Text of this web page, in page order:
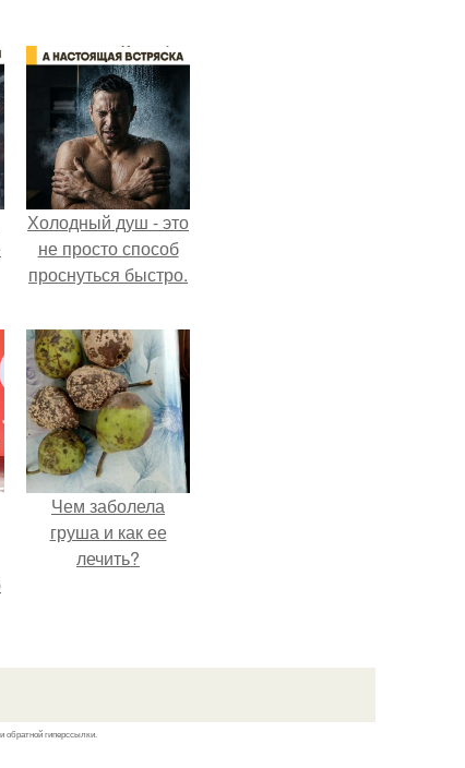
Холодный душ - это
не просто способ
проснуться быстро.
Чем заболела
груша и как ее
лечить?
обратной гиперссылки.